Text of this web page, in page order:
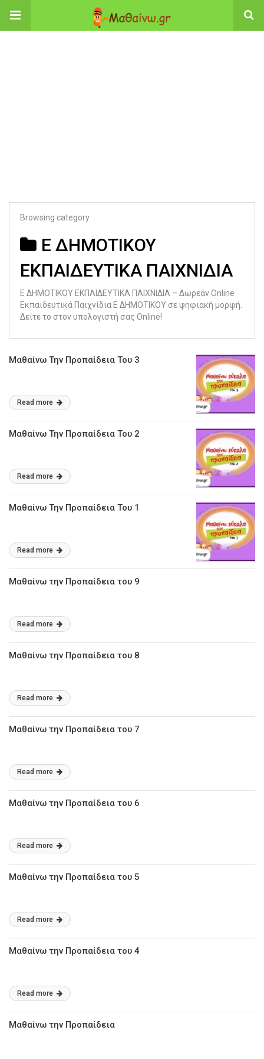
Browsing category
Ε ΔΗΜΟΤΙΚΟΥ
ΕΚΠΑΙΔΕΥΤΙΚΑ ΠΑΙΧΝΙΔΙΑ
Ε ΔΗΜΟΤΙΚΟΥ ΕΚΠΑΙΔΕΥΤΙΚΑ ΠΑΙΧΝΙΔΙΑ – Δωρεάν Online
Εκπαιδευτικά Παιχνίδια Ε ΔΗΜΟΤΙΚΟΥ σε ψηφιακή μορφή.
Δείτε το στον υπολογιστή σας Online!
Μαθαίνω Την Προπαίδεια Του 3
Read more
Μαθαίνω Την Προπαίδεια Του 2
Read more
Μαθαίνω Την Προπαίδεια Του 1
Read more
Μαθαίνω την Προπαίδεια του 9
Read more
Μαθαίνω την Προπαίδεια του 8
Read more
Μαθαίνω την Προπαίδεια του 7
Read more
Μαθαίνω την Προπαίδεια του 6
Read more
Μαθαίνω την Προπαίδεια του 5
Read more
Μαθαίνω την Προπαίδεια του 4
Read more
Μαθαίνω την Προπαίδεια